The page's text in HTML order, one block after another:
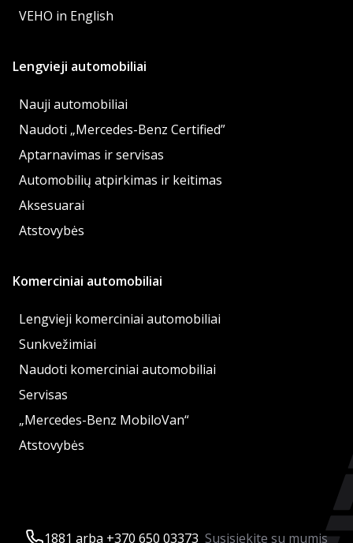
VEHO in English
Lengvieji automobiliai
Nauji automobiliai
Naudoti „Mercedes-Benz Certified”
Aptarnavimas ir servisas
Automobilių atpirkimas ir keitimas
Aksesuarai
Atstovybės
Komerciniai automobiliai
Lengvieji komerciniai automobiliai
Sunkvežimiai
Naudoti komerciniai automobiliai
Servisas
„Mercedes-Benz MobiloVan“
Atstovybės
1881 arba +370 650 03373 Susisiekite su mumis